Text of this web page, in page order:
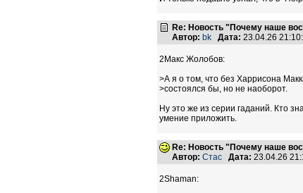
Re: Новость "Почему наше
Автор: bk Дата: 23.04.26
2Макс Жолобов:
>А я о том, что без Харрисона
>состоялся бы, но не наоборот.
Ну это же из серии гаданий. Кто
умение приложить.
Re: Новость "Почему наше
Автор: Стас Дата: 23.04.26
2Shaman: